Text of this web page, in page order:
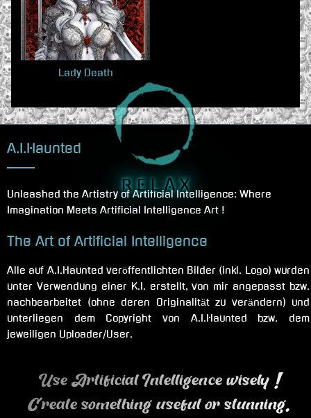
R E L A X
Lady Death
A.I.Haunted
Unleashed the Artistry of Artificial Intelligence: Where
Imagination Meets Artificial Intelligence Art !
The Art of Artificial Intelligence
Alle auf A.I.Haunted veröffentlichten Bilder (inkl. Logo) wurden
unter Verwendung einer K.I. erstellt, von mir angepasst bzw.
nachbearbeitet (ohne deren Originalität zu verändern) und
unterliegen dem Copyright von A.I.Haunted bzw. dem
jeweiligen Uploader/User.
Use Artificial Intelligence wisely !
Create something useful or stunning.